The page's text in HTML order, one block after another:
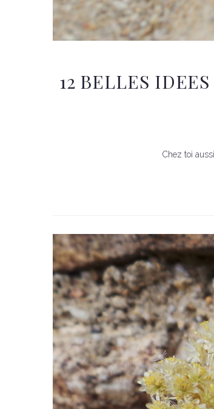
12 BELLES
Chez toi